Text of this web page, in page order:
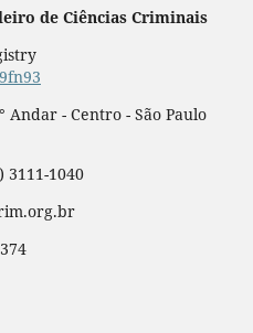
de Ciências Criminais
Andar - Centro - São Paulo
3111-1040